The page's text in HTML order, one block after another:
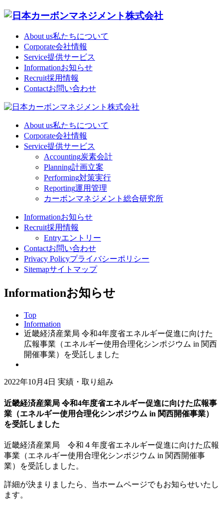
About us私たちについて
Corporate会社情報
Service提供サービス
Informationお知らせ
Recruit採用情報
Contactお問い合わせ
About us私たちについて
Corporate会社情報
Service提供サービス
Accounting炭素会計
Planning計画立案
Performing対策実行
Reporting運用管理
カーボンマネジメント総合研究所
Informationお知らせ
Recruit採用情報
Entryエントリー
Contactお問い合わせ
Privacy Policyプライバシーポリシー
Sitemapサイトマップ
Informationお知らせ
Top
Information
近畿経済産業局 令和4年度省エネルギー促進に向けた
広報事業（エネルギー使用合理化シンポジウム in 関西
開催事業）を受託しました
2022年10月4日 実績・取り組み
近畿経済産業局 令和4年度省エネルギー促進に向けた広報事
業（エネルギー使用合理化シンポジウム in 関西開催事業）
を受託しました
近畿経済産業局 令和４年度省エネルギー促進に向けた広報
事業（エネルギー使用合理化シンポジウム in 関西開催事
業）を受託しました。
詳細が決まりましたら、当ホームページでもお知らせいたし
ます。